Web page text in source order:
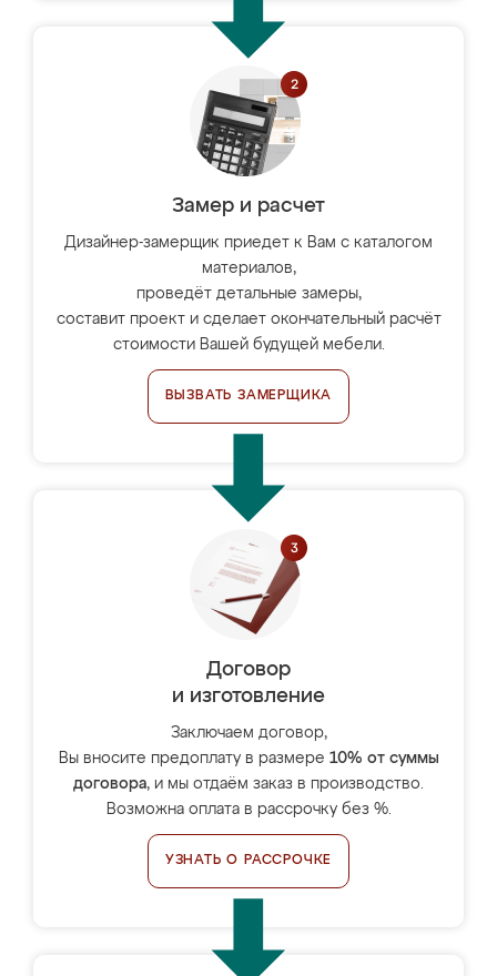
Замер и расчет
Дизайнер-замерщик приедет к Вам с каталогом
материалов,
проведёт детальные замеры,
составит проект и сделает окончательный расчёт
стоимости Вашей будущей мебели.
ВЫЗВАТЬ ЗАМЕРЩИКА
Договор
и изготовление
Заключаем договор,
Вы вносите предоплату в размере 10% от суммы
договора, и мы отдаём заказ в производство.
Возможна оплата в рассрочку без %.
УЗНАТЬ О РАССРОЧКЕ